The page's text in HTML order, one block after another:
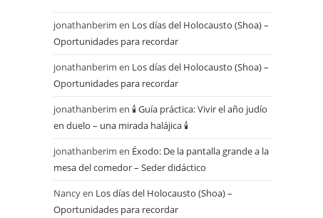
jonathanberim en Los días del Holocausto (Shoa) –
Oportunidades para recordar
jonathanberim en Los días del Holocausto (Shoa) –
Oportunidades para recordar
jonathanberim en 🕯️ Guía práctica: Vivir el año judío
en duelo – una mirada halájica 🕯️
jonathanberim en Éxodo: De la pantalla grande a la
mesa del comedor – Seder didáctico
Nancyen Los días del Holocausto (Shoa) –
Oportunidades para recordar